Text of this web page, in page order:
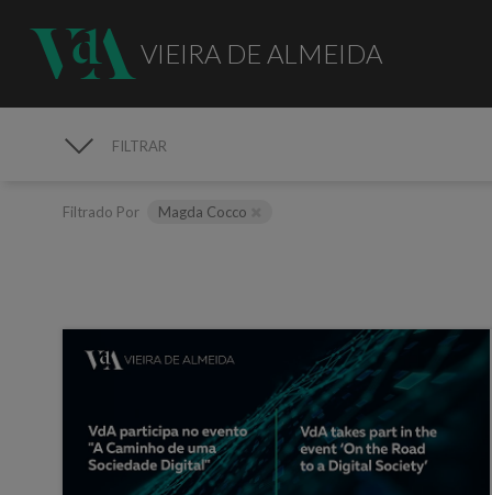
VIEIRA DE ALMEIDA
FILTRAR
Filtrado Por Magda Cocco